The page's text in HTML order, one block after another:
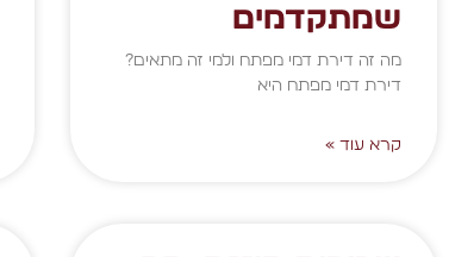
שמתקדמים
מה זה דירת דמי מפתח ולמי זה מתאים?
דירת דמי מפתח היא
קרא עוד »